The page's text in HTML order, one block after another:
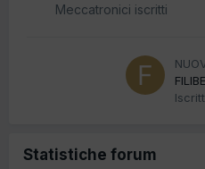
Meccatronici iscritti
Statistiche forum